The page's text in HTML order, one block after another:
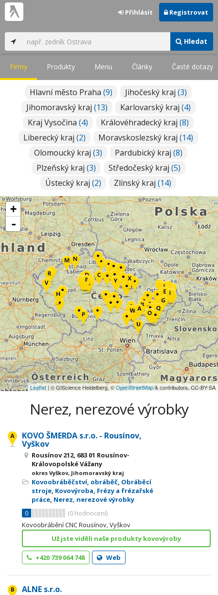
Hledat
Přihlásit Registrovat
Firmy Produkty Menu Články Časté dotazy
Hlavní město Praha (9) Jihočeský kraj (3)
Jihomoravský kraj (13) Karlovarský kraj (4)
Kraj Vysočina (4) Královéhradecký kraj (8)
Liberecký kraj (2) Moravskoslezský kraj (14)
Olomoucký kraj (3) Pardubický kraj (8)
Plzeňský kraj (3) Středočeský kraj (5)
Ústecký kraj (2) Zlínský kraj (14)
+
-
Leaflet | © GIScience Heidelberg, ©OpenStreetMap& contributors, CC-BY-SA
Nerez, nerezové výrobky
KOVO ŠMERDA s.r.o. - Rousínov,
Vyškov
Rousínov 212, 683 01 Rousínov-
Královopolské Vážany
okres Vyškov, Jihomoravský kraj
Kovoobráběčství, obráběč, Obráběcí
stroje, Kovovýroba, Frézy a frézařské
práce, Nerez, nerezové výrobky
0
(0 hodnocení)
Kovoobrábění CNC Rousínov, Vyškov
Už jste viděli naše produkty kovovýroby
+420 739 064 748 Web
ALNE s.r.o.